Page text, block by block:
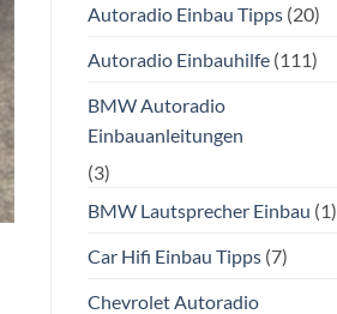
Autoradio Einbau Tipps(20)
Autoradio Einbauhilfe(111)
BMW Autoradio
Einbauanleitungen
(3)
BMW Lautsprecher Einbau (1)
Car Hifi Einbau Tipps(7)
Chevrolet Autoradio